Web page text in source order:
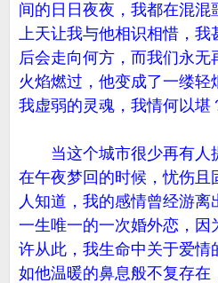
间的日日夜夜，我都在混混
上天让我与他相识相惜，我
后会走向何方，而我们永无
火焰燃过，他变成了一缕轻
我虚弱的灵魂，我情何以堪
当这个城市很少再有人
在午夜梦回的时候，忧伤且
人知道，我的感情曾经游
一生唯一的一次婚外恋，因
许从此，我生命中关于爱情
如他温暖的鼻息般不复存在